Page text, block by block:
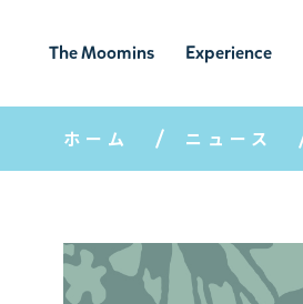
The Moomins
ムーミンの
世界
Experience
ムーミンの世
界を楽しむ
ホーム ニュース